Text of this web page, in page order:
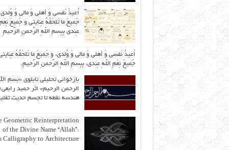
اُعیذُ نَفسی وَ أهلی وَ مالی وَ
جَمیعَ ما تَلحَقُهُ عِنایتی و جَمیعَ نِعَمِ
عِندی بِبِسمِ اللّهِ الرَّحمنِ الرَّحیمِ
اُعیذُ نَفسی وَ أهلی وَ مالی وَ وُلدی، و جَمیعَ ما تَلحَقُهُ
جَمیعَ نِعَمِ اللّهِ عِندی، بِبِسمِ اللّهِ الرَّحمنِ الرَّحیمِ.
بازخوانی تحلیلی تابلوی «بسم
الرحمن الرحیم» اثر حمید رابعی؛
هندسه نقطه تا تجسم حدیث
Geometric Reinterpretation
of the Divine Name “Allah”:
Calligraphy to Architecture